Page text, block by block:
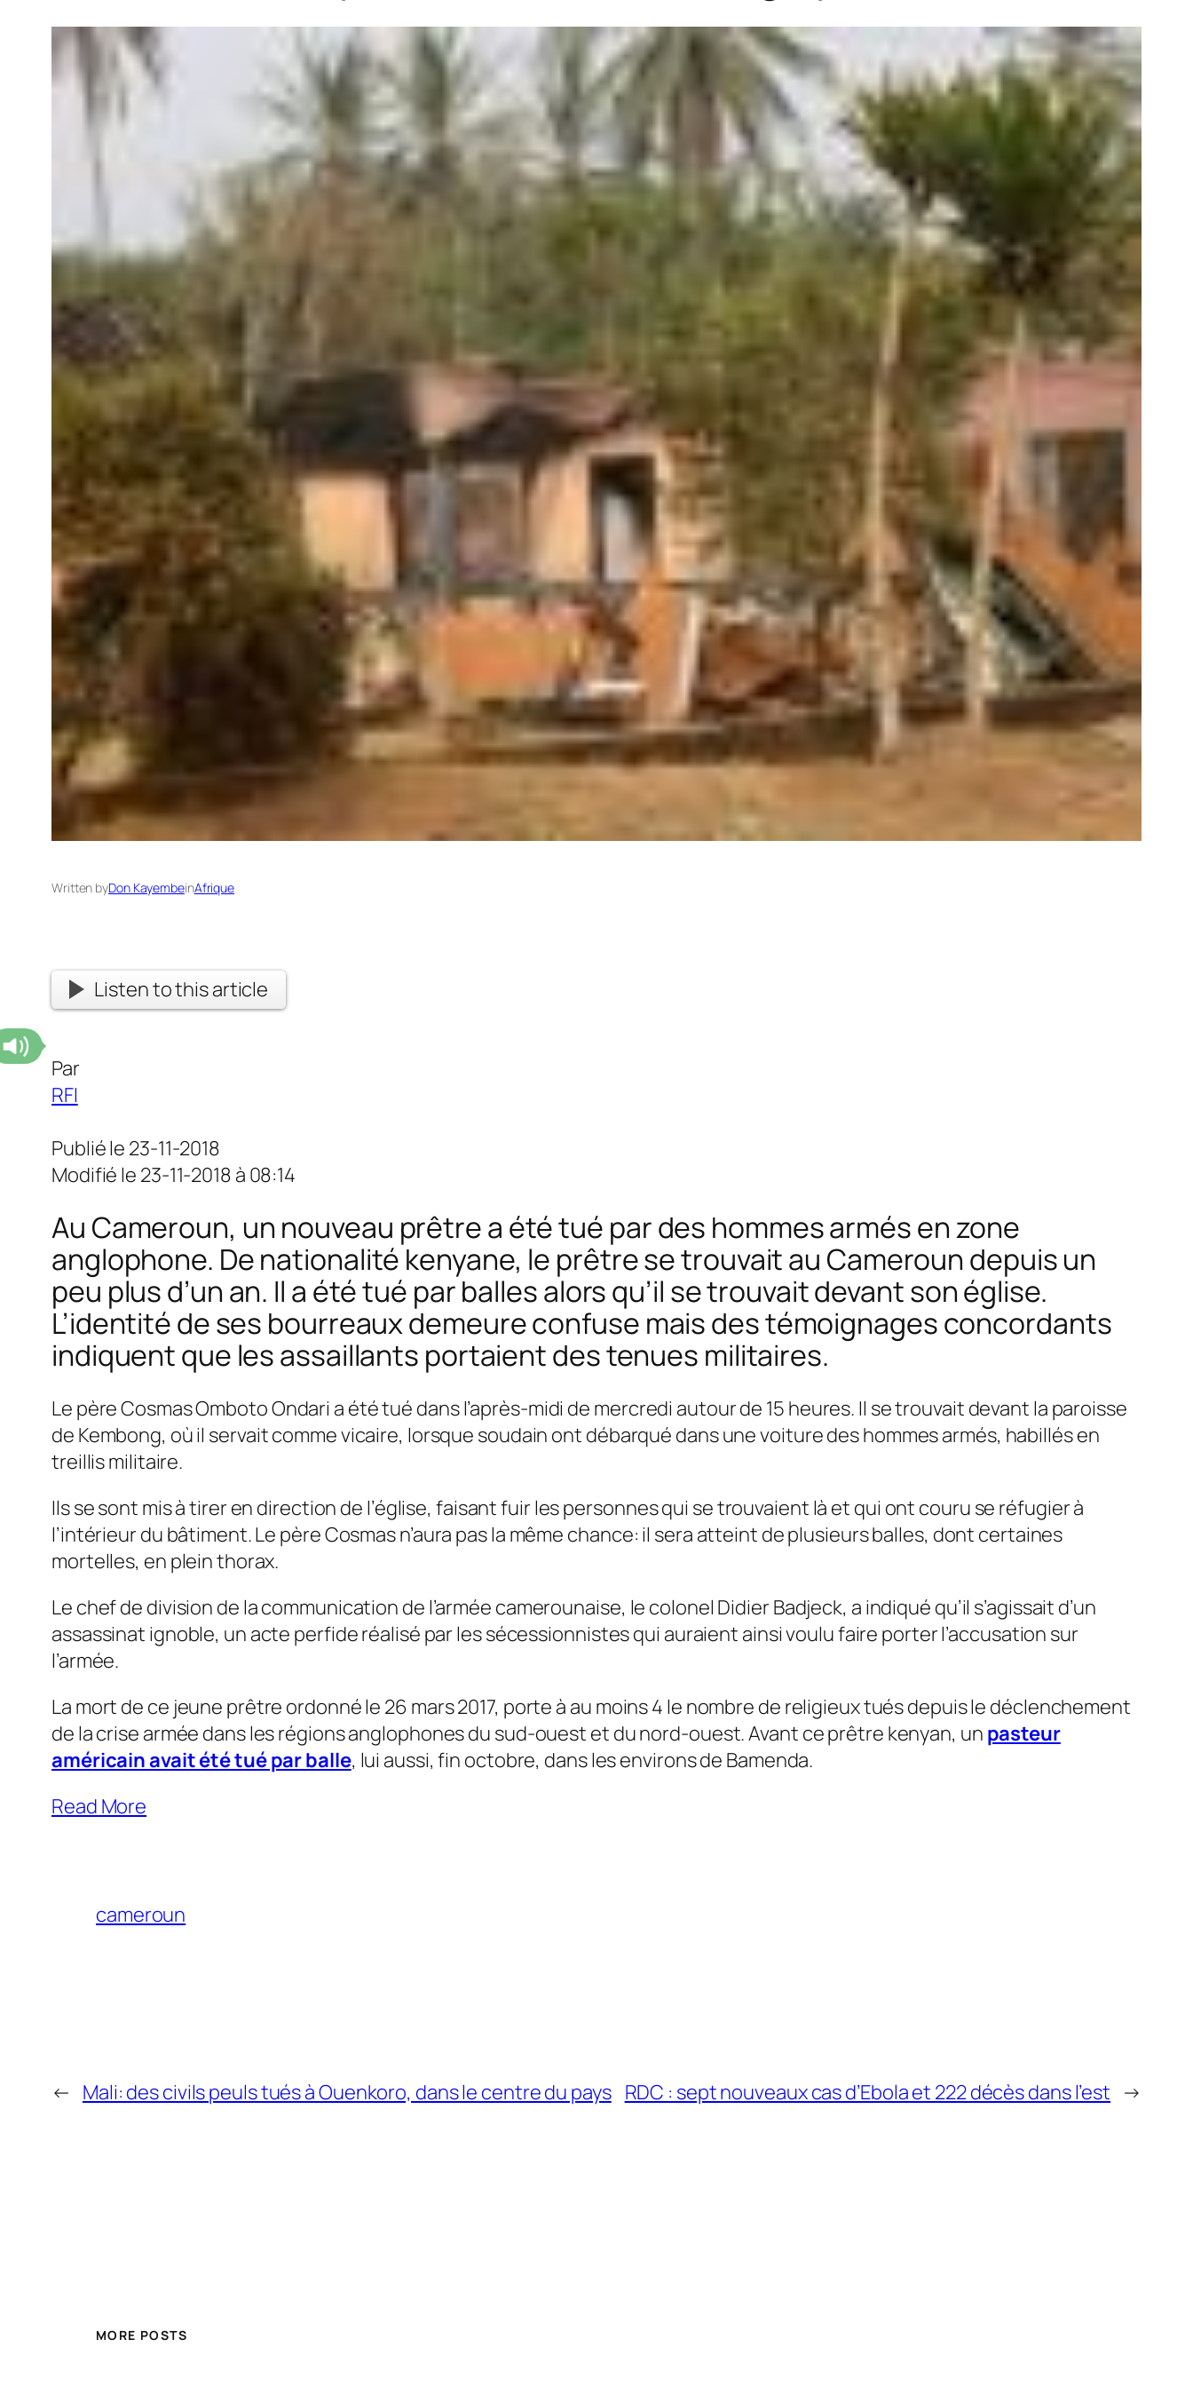
Written byDon KayembeinAfrique
Listen to this article
Par
RFI
Publié le 23-11-2018
Modifié le 23-11-2018 à 08:14
Au Cameroun, un nouveau prêtre a été tué par des hommes armés en zone
anglophone. De nationalité kenyane, le prêtre se trouvait au Cameroun depuis un
peu plus d’un an. Il a été tué par balles alors qu’il se trouvait devant son église.
L’identité de ses bourreaux demeure confuse mais des témoignages concordants
indiquent que les assaillants portaient des tenues militaires.
Le père Cosmas Omboto Ondari a été tué dans l’après-midi de mercredi autour de 15 heures. Il se trouvait devant la paroisse
de Kembong, où il servait comme vicaire, lorsque soudain ont débarqué dans une voiture des hommes armés, habillés en
treillis militaire.
Ils se sont mis à tirer en direction de l’église, faisant fuir les personnes qui se trouvaient là et qui ont couru se réfugier à
l’intérieur du bâtiment. Le père Cosmas n’aura pas la même chance: il sera atteint de plusieurs balles, dont certaines
mortelles, en plein thorax.
Le chef de division de la communication de l’armée camerounaise, le colonel Didier Badjeck, a indiqué qu’il s’agissait d’un
assassinat ignoble, un acte perfide réalisé par les sécessionnistes qui auraient ainsi voulu faire porter l’accusation sur
l’armée.
La mort de ce jeune prêtre ordonné le 26 mars 2017, porte à au moins 4 le nombre de religieux tués depuis le déclenchement
de la crise armée dans les régions anglophones du sud-ouest et du nord-ouest. Avant ce prêtre kenyan, un pasteur
américain avait été tué par balle, lui aussi, fin octobre, dans les environs de Bamenda.
Read More
cameroun
← Mali: des civils peuls tués à Ouenkoro, dans le centre du pays RDC : sept nouveaux cas d’Ebola et 222 décès dans l’est →
MORE POSTS